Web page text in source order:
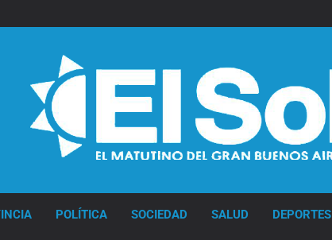
POLÍTICA SOCIEDAD SALUD DEPORTES